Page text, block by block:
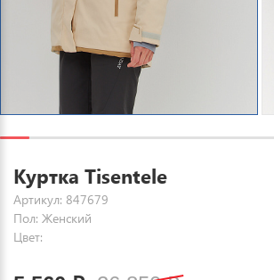
Куртка Tisentele
Артикул: 847679
Пол: Женский
Цвет: